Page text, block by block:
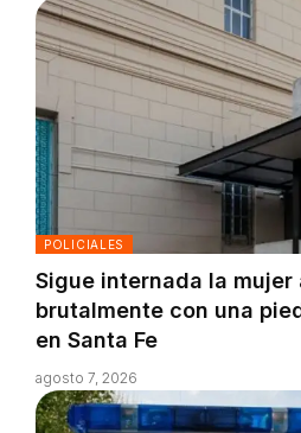
POLICIALES
Sigue internada la mujer
brutalmente con una
en Santa Fe
agosto 7, 2026